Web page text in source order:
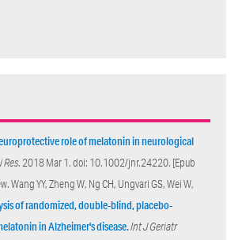
role of melatonin in neurological
Res. 2018 Mar 1. doi: 10.1002/jnr.24220. [Epub
Wang YY, Zheng W, Ng CH, Ungvari GS, Wei W,
of randomized, double-blind, placebo-
in Alzheimer's disease.Int J Geriatr